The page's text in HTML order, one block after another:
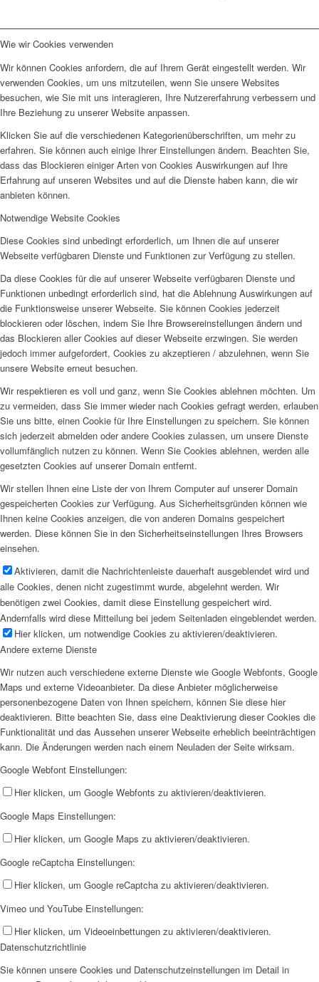
Wie wir Cookies verwenden
Wir können Cookies anfordern, die auf Ihrem Gerät eingestellt werden. Wir
verwenden Cookies, um uns mitzuteilen, wenn Sie unsere Websites
besuchen, wie Sie mit uns interagieren, Ihre Nutzererfahrung verbessern und
Ihre Beziehung zu unserer Website anpassen.
Klicken Sie auf die verschiedenen Kategorienüberschriften, um mehr zu
erfahren. Sie können auch einige Ihrer Einstellungen ändern. Beachten Sie,
dass das Blockieren einiger Arten von Cookies Auswirkungen auf Ihre
Erfahrung auf unseren Websites und auf die Dienste haben kann, die wir
anbieten können.
Notwendige Website Cookies
Diese Cookies sind unbedingt erforderlich, um Ihnen die auf unserer
Webseite verfügbaren Dienste und Funktionen zur Verfügung zu stellen.
Da diese Cookies für die auf unserer Webseite verfügbaren Dienste und
Funktionen unbedingt erforderlich sind, hat die Ablehnung Auswirkungen auf
die Funktionsweise unserer Webseite. Sie können Cookies jederzeit
blockieren oder löschen, indem Sie Ihre Browsereinstellungen ändern und
das Blockieren aller Cookies auf dieser Webseite erzwingen. Sie werden
jedoch immer aufgefordert, Cookies zu akzeptieren / abzulehnen, wenn Sie
unsere Website erneut besuchen.
Wir respektieren es voll und ganz, wenn Sie Cookies ablehnen möchten. Um
zu vermeiden, dass Sie immer wieder nach Cookies gefragt werden, erlauben
Sie uns bitte, einen Cookie für Ihre Einstellungen zu speichern. Sie können
sich jederzeit abmelden oder andere Cookies zulassen, um unsere Dienste
vollumfänglich nutzen zu können. Wenn Sie Cookies ablehnen, werden alle
gesetzten Cookies auf unserer Domain entfernt.
Wir stellen Ihnen eine Liste der von Ihrem Computer auf unserer Domain
gespeicherten Cookies zur Verfügung. Aus Sicherheitsgründen können wie
Ihnen keine Cookies anzeigen, die von anderen Domains gespeichert
werden. Diese können Sie in den Sicherheitseinstellungen Ihres Browsers
einsehen.
Aktivieren, damit die Nachrichtenleiste dauerhaft ausgeblendet wird und
alle Cookies, denen nicht zugestimmt wurde, abgelehnt werden. Wir
benötigen zwei Cookies, damit diese Einstellung gespeichert wird.
Andernfalls wird diese Mitteilung bei jedem Seitenladen eingeblendet werden.
Hier klicken, um notwendige Cookies zu aktivieren/deaktivieren.
Andere externe Dienste
Wir nutzen auch verschiedene externe Dienste wie Google Webfonts, Google
Maps und externe Videoanbieter. Da diese Anbieter möglicherweise
personenbezogene Daten von Ihnen speichern, können Sie diese hier
deaktivieren. Bitte beachten Sie, dass eine Deaktivierung dieser Cookies die
Funktionalität und das Aussehen unserer Webseite erheblich beeinträchtigen
kann. Die Änderungen werden nach einem Neuladen der Seite wirksam.
Google Webfont Einstellungen:
Hier klicken, um Google Webfonts zu aktivieren/deaktivieren.
Google Maps Einstellungen:
Hier klicken, um Google Maps zu aktivieren/deaktivieren.
Google reCaptcha Einstellungen:
Hier klicken, um Google reCaptcha zu aktivieren/deaktivieren.
Vimeo und YouTube Einstellungen:
Hier klicken, um Videoeinbettungen zu aktivieren/deaktivieren.
Datenschutzrichtlinie
Sie können unsere Cookies und Datenschutzeinstellungen im Detail in